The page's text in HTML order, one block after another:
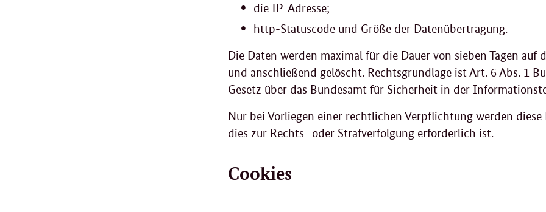
die IP-Adresse;
http-Statuscode und Größe der Datenübertragung.
Die Daten werden maximal für die Dauer von sieben Tagen
und anschließend gelöscht. Rechtsgrundlage ist Art. 6 Abs. 1
Gesetz über das Bundesamt für Sicherheit in der
Nur bei Vorliegen einer rechtlichen Verpflichtung werden
dies zur Rechts- oder Strafverfolgung erforderlich ist.
Cookies